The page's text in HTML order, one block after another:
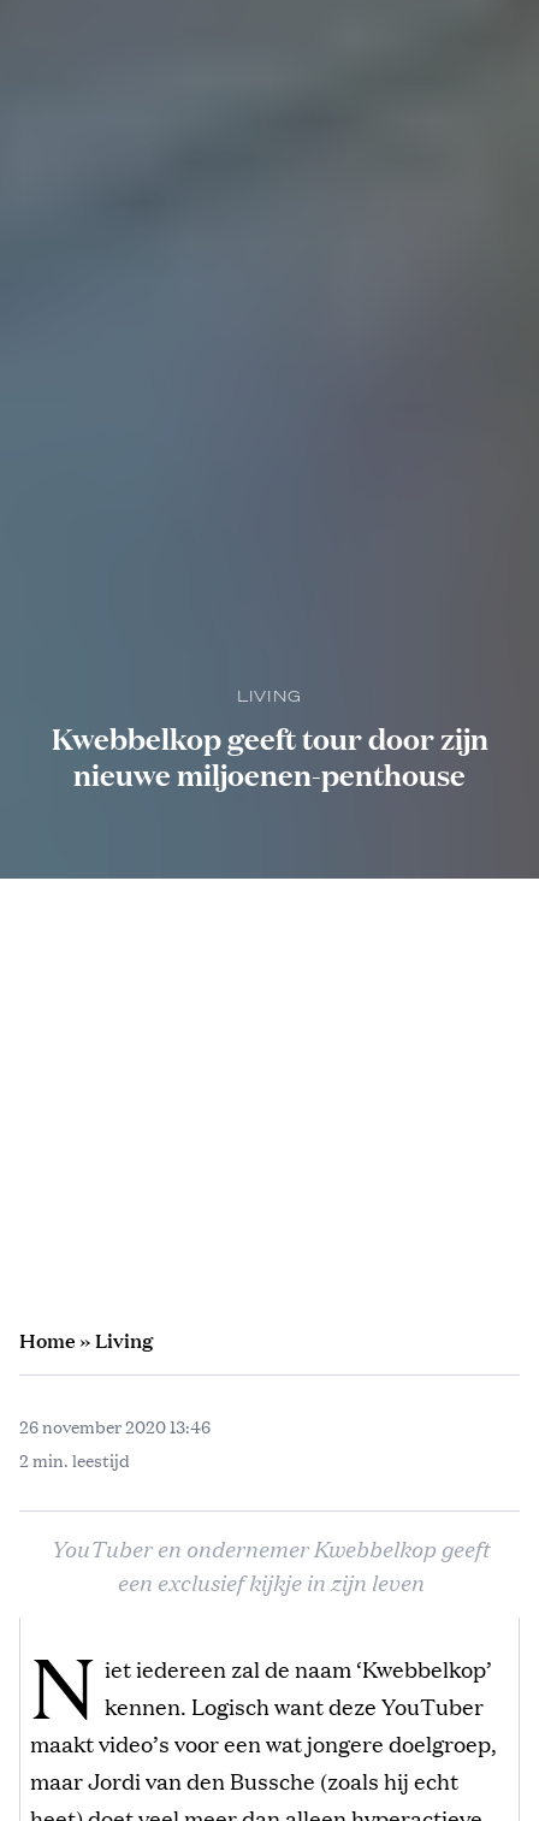
LIVING
Kwebbelkop geeft tour door zijn
nieuwe miljoenen-penthouse
Home»Living
26 november 2020 13:46
2 min. leestijd
YouTuber en ondernemer Kwebbelkop geeft
een exclusief kijkje in zijn leven
N iet iedereen zal de naam ‘Kwebbelkop’
kennen. Logisch want deze YouTuber
maakt video’s voor een wat jongere doelgroep,
maar Jordi van den Bussche (zoals hij echt